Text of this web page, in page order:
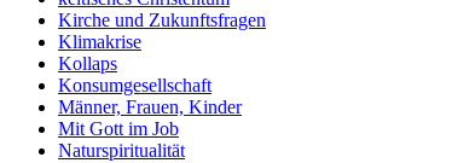
Kirche und Zukunftsfragen
Klimakrise
Kollaps
Konsumgesellschaft
Männer, Frauen, Kinder
Mit Gott im Job
Naturspiritualität